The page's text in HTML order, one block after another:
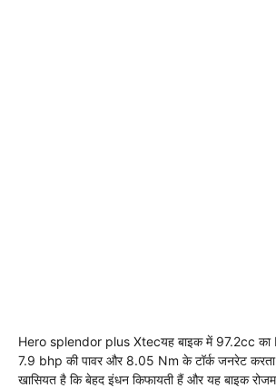
Hero splendor plus Xtecयह बाइक में 97.2cc का
7.9 bhp की पावर और 8.05 Nm के टॉर्क जनरेट
खासियत है कि बेहद इंधन किफायती हैं और यह बाइक